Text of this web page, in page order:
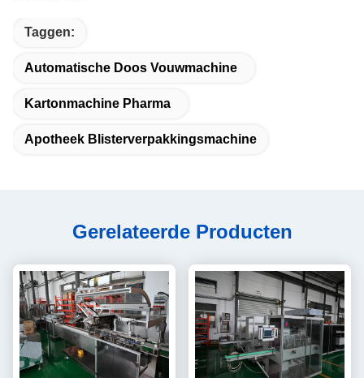
Taggen:
Automatische Doos Vouwmachine
Kartonmachine Pharma
Apotheek Blisterverpakkingsmachine
Gerelateerde Producten